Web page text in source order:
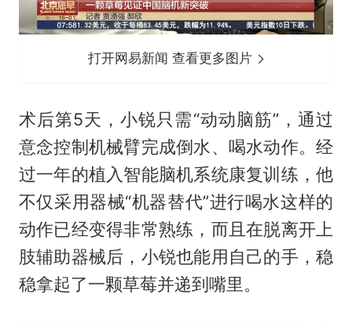
打开网易新闻 查看更多图片
术后第5天，小锐只需“动动脑筋”，通过
意念控制机械臂完成倒水、喝水动作。经
过一年的植入智能脑机系统康复训练，他
不仅采用器械“机器替代”进行喝水这样的
动作已经变得非常熟练，而且在脱离开上
肢辅助器械后，小锐也能用自己的手，稳
稳拿起了一颗草莓并递到嘴里。